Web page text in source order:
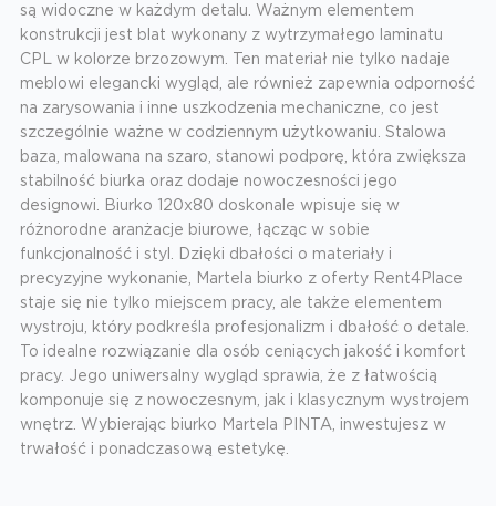
są widoczne w każdym detalu. Ważnym elementem
konstrukcji jest blat wykonany z wytrzymałego laminatu
CPL w kolorze brzozowym. Ten materiał nie tylko nadaje
meblowi elegancki wygląd, ale również zapewnia odporność
na zarysowania i inne uszkodzenia mechaniczne, co jest
szczególnie ważne w codziennym użytkowaniu. Stalowa
baza, malowana na szaro, stanowi podporę, która zwiększa
stabilność biurka oraz dodaje nowoczesności jego
designowi. Biurko 120x80 doskonale wpisuje się w
różnorodne aranżacje biurowe, łącząc w sobie
funkcjonalność i styl. Dzięki dbałości o materiały i
precyzyjne wykonanie, Martela biurko z oferty Rent4Place
staje się nie tylko miejscem pracy, ale także elementem
wystroju, który podkreśla profesjonalizm i dbałość o detale.
To idealne rozwiązanie dla osób ceniących jakość i komfort
pracy. Jego uniwersalny wygląd sprawia, że z łatwością
komponuje się z nowoczesnym, jak i klasycznym wystrojem
wnętrz. Wybierając biurko Martela PINTA, inwestujesz w
trwałość i ponadczasową estetykę.